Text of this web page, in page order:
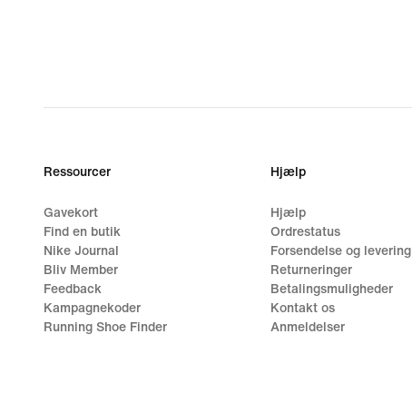
Ressourcer
Gavekort
Find en butik
Nike Journal
Bliv Member
Feedback
Kampagnekoder
Running Shoe Finder
Hjælp
Hjælp
Ordrestatus
Forsendelse og levering
Returneringer
Betalingsmuligheder
Kontakt os
Anmeldelser